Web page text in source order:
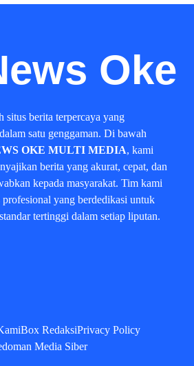
Oke
situs berita terpercaya yang
satu genggaman. Di bawah
OKE MULTI MEDIA, kami
berita yang akurat, cepat, dan
kepada masyarakat. Tim kami
yang berdedikasi untuk
tertinggi dalam setiap liputan.
Box RedaksiPrivacy Policy
Media Siber